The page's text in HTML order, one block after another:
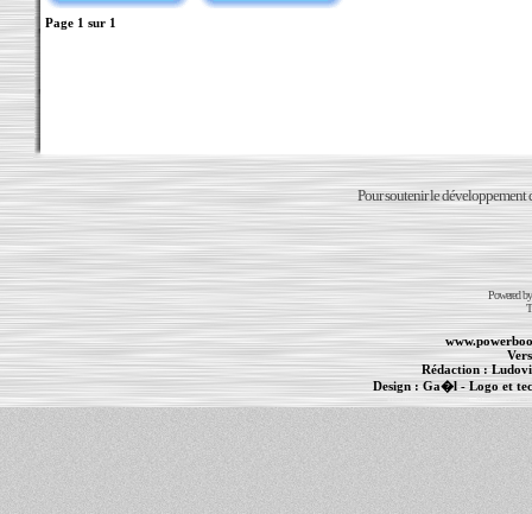
Page 1 sur 1
Pour soutenir le développement
Powered
Rédaction :
Design :Ga�l - Logo et
PowerBook - MacBook Pro